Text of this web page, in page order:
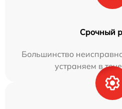
Срочный
Большинство
устраняем в